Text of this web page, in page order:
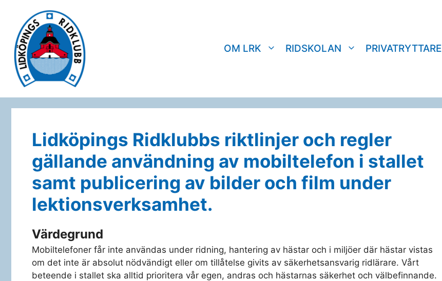
innehåll
OM LRK RIDSKOLAN PRIVATRYTTARE
Lidköpings Ridklubbs riktlinjer och regler
gällande användning av mobiltelefon i stallet
samt publicering av bilder och film under
lektionsverksamhet.
Värdegrund
Mobiltelefoner får inte användas under ridning, hantering av hästar och i miljöer där hästar vistas
om det inte är absolut nödvändigt eller om tillåtelse givits av säkerhetsansvarig ridlärare. Vårt
beteende i stallet ska alltid prioritera vår egen, andras och hästarnas säkerhet och välbefinnande.